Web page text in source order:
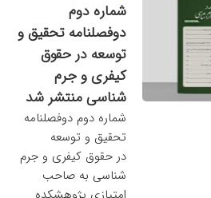
شماره دوم
دوفصلنامه تحقیق و
توسعه در حقوق
کیفری و جرم
شناسی منتشر شد
شماره دوم دوفصلنامه
تحقیق و توسعه
در حقوق کیفری و جرم
شناسی به صاحب